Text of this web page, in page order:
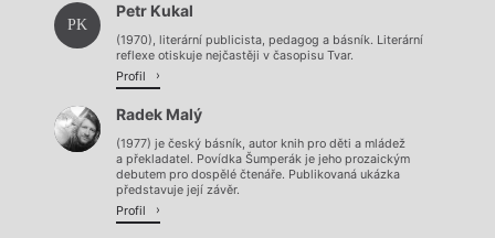
PK
Petr Kukal
(1970), literární publicista, pedagog a básník. Literární
reflexe otiskuje nejčastěji v časopisu Tvar.
Profil
Radek Malý
(1977) je český básník, autor knih pro děti a mládež
a překladatel. Povídka Šumperák je jeho prozaickým
debutem pro dospělé čtenáře. Publikovaná ukázka
představuje její závěr.
Profil